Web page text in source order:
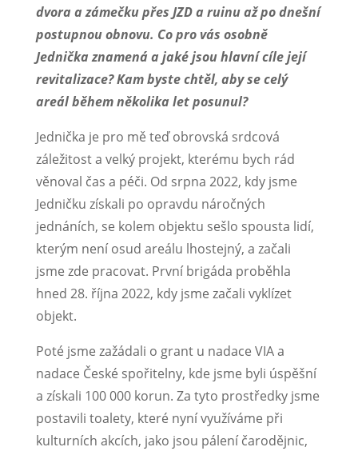
dvora a zámečku přes JZD a ruinu až po dnešní
postupnou obnovu. Co pro vás osobně
Jednička znamená a jaké jsou hlavní cíle její
revitalizace? Kam byste chtěl, aby se celý
areál během několika let posunul?
Jednička je pro mě teď obrovská srdcová
záležitost a velký projekt, kterému bych rád
věnoval čas a péči. Od srpna 2022, kdy jsme
Jedničku získali po opravdu náročných
jednáních, se kolem objektu sešlo spousta lidí,
kterým není osud areálu lhostejný, a začali
jsme zde pracovat. První brigáda proběhla
hned 28. října 2022, kdy jsme začali vyklízet
objekt.
Poté jsme zažádali o grant u nadace VIA a
nadace České spořitelny, kde jsme byli úspěšní
a získali 100 000 korun. Za tyto prostředky jsme
postavili toalety, které nyní využíváme při
kulturních akcích, jako jsou pálení čarodějnic,